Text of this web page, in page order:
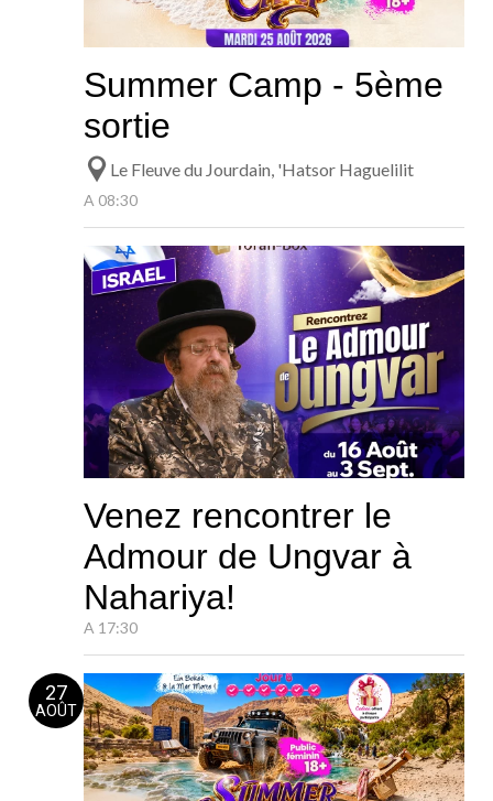
Summer Camp - 5ème
sortie
Le Fleuve du Jourdain, 'Hatsor Haguelilit
A 08:30
Venez rencontrer le
Admour de Ungvar à
Nahariya!
A 17:30
27
AOÛT